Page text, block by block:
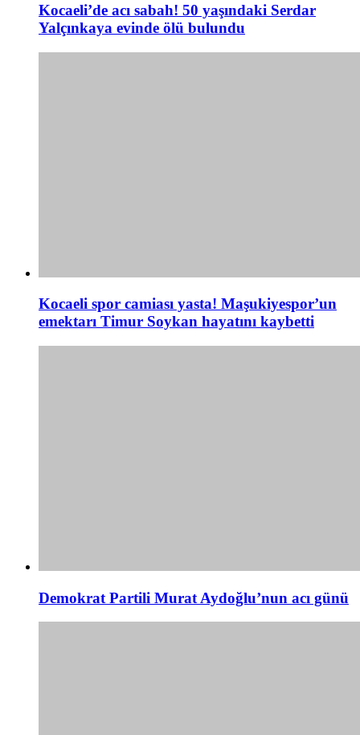
Kocaeli’de acı sabah! 50 yaşındaki Serdar
Yalçınkaya evinde ölü bulundu
Kocaeli spor camiası yasta! Maşukiyespor’un
emektarı Timur Soykan hayatını kaybetti
Demokrat Partili Murat Aydoğlu’nun acı günü